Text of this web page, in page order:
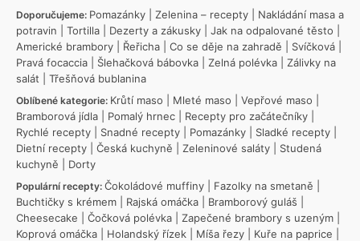
Doporučujeme: Pomazánky Zelenina – recepty
Nakládání masa a
potravin
Tortilla Dezerty a zákusky Jak na odpalované těsto
Americké brambory
Řeřicha Co se děje na zahradě Svíčková
Pravá focaccia
Šlehačková bábovka Zelná polévka
Zálivky na
salát
Třešňová bublanina
Oblíbené kategorie: Krůtí maso Mleté maso Vepřové maso
Bramborová jídla
Pomalý hrnec Recepty pro začátečníky
Rychlé recepty
Snadné recepty Pomazánky Sladké recepty
Dietní recepty
Česká kuchyně Zeleninové saláty
Studená
kuchyně
Dorty
Populární recepty: Čokoládové muffiny Fazolky na smetaně
Buchtičky s krémem
Rajská omáčka Bramborový guláš
Cheesecake
Čočková polévka Zapečené brambory s uzeným
Koprová omáčka
Holandský řízek Míša řezy Kuře na paprice